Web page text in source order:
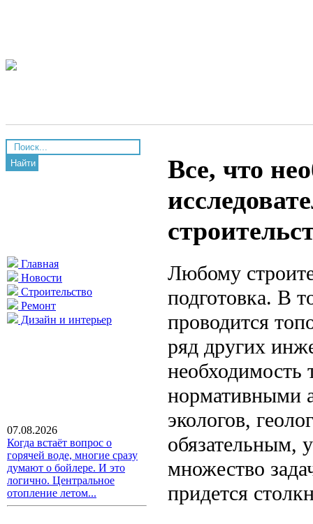
Найти
Главная
Новости
Строительство
Ремонт
Дизайн и интерьер
07.08.2026
Когда встаёт вопрос о
горячей воде, многие сразу
думают о бойлере. И это
логично. Центральное
отопление летом...
Все, что
Любому
подготовка. В
проводится
ряд других
необходимость
нормативными
экологов,
обязательным,
множество
придется